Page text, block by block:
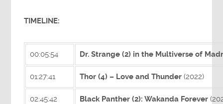
TIMELINE:
00:05:54 Dr. Strange (2) in the Multiverse of
01:27:41 Thor (4) – Love and Thunder (2022)
02:45:42 Black Panther (2): Wakanda Forever